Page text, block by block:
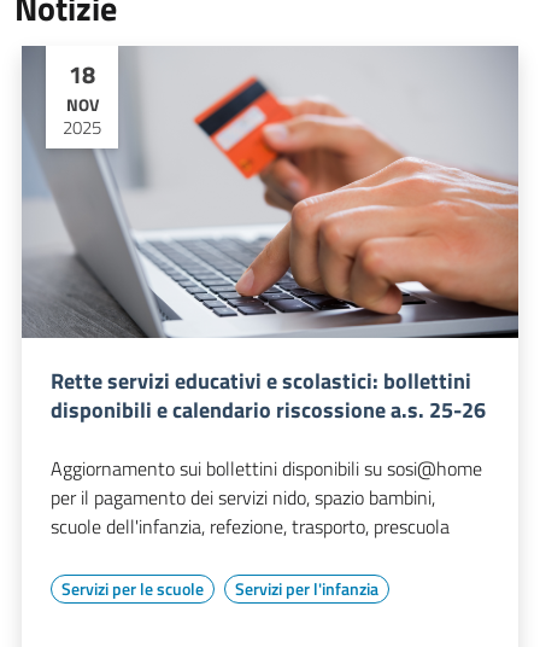
18
NOV
2025
Rette servizi educativi e scolastici: bollettini
disponibili e calendario riscossione a.s. 25-26
Aggiornamento sui bollettini disponibili su sosi@home
per il pagamento dei servizi nido, spazio bambini,
scuole dell'infanzia, refezione, trasporto, prescuola
Servizi per le scuole Servizi per l'infanzia